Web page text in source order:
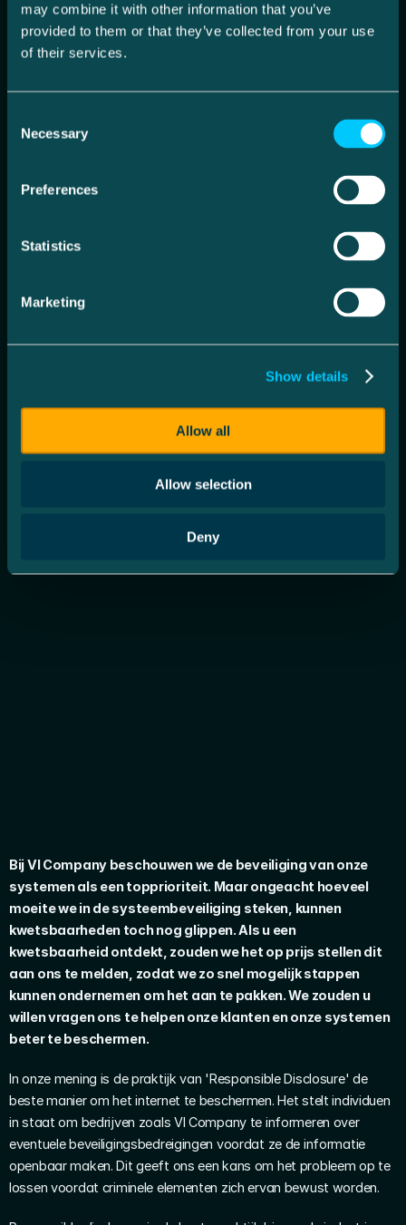
may combine it with other information that you’ve
provided to them or that they’ve collected from your use
of their services.
Selection
Necessary
Preferences
Statistics
Marketing
Show details
Allow all
Allow selection
Deny
Bij VI Company beschouwen we de beveiliging van onze
systemen als een topprioriteit. Maar ongeacht hoeveel
moeite we in de systeembeveiliging steken, kunnen
kwetsbaarheden toch nog glippen. Als u een
kwetsbaarheid ontdekt, zouden we het op prijs stellen dit
aan ons te melden, zodat we zo snel mogelijk stappen
kunnen ondernemen om het aan te pakken. We zouden u
willen vragen ons te helpen onze klanten en onze systemen
beter te beschermen.
In onze mening is de praktijk van 'Responsible Disclosure' de
beste manier om het internet te beschermen. Het stelt individuen
in staat om bedrijven zoals VI Company te informeren over
eventuele beveiligingsbedreigingen voordat ze de informatie
openbaar maken. Dit geeft ons een kans om het probleem op te
lossen voordat criminele elementen zich ervan bewust worden.